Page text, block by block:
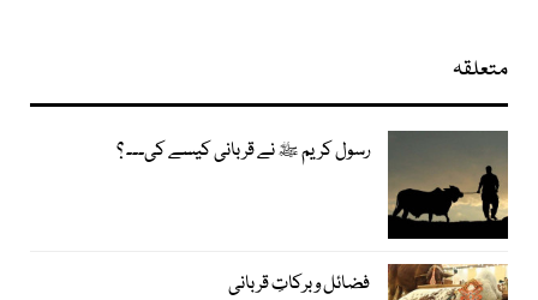
متعلقہ
رسول کریم ﷺ نے قربانی کیسے کی۔۔۔ ؟
فضائل و برکاتِ قربانی